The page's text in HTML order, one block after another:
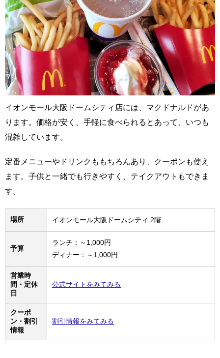
イオンモール大阪ドームシティ店には、マクドナルドがあ
ります。価格が安く、手軽に食べられるとあって、いつも
混雑しています。
定番メニューやドリンクももちろんあり、クーポンも使え
ます。子供と一緒でも行きやすく、テイクアウトもできま
す。
場所 イオンモール大阪ドームシティ 2階
予算
ランチ：～1,000円
ディナー：～1,000円
営業時
間・定休
日
公式サイトをみてみる
クーポ
ン・割引
情報
割引情報をみてみる